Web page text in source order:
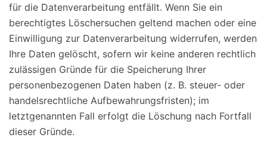
für die Datenverarbeitung entfällt. Wenn Sie ein
berechtigtes Löschersuchen geltend machen oder eine
Einwilligung zur Datenverarbeitung widerrufen, werden
Ihre Daten gelöscht, sofern wir keine anderen rechtlich
zulässigen Gründe für die Speicherung Ihrer
personenbezogenen Daten haben (z. B. steuer- oder
handelsrechtliche Aufbewahrungsfristen); im
letztgenannten Fall erfolgt die Löschung nach Fortfall
dieser Gründe.